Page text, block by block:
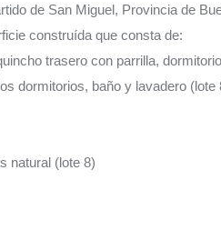
de San Miguel, Provincia de
construída que consta de:
trasero con parrilla,
dormitorios, baño y lavadero (lote
natural (lote 8)